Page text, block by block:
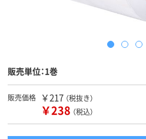
販売単位：1巻
販売価格 ￥217 （税抜き）
￥238 （税込）